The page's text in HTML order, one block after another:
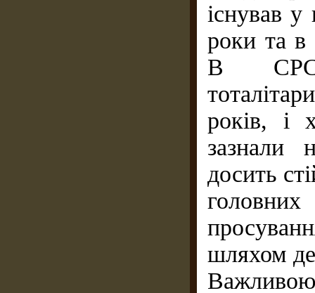
існував у
роки та в
В СРСР
років, і
зазнали
досить
шляхом